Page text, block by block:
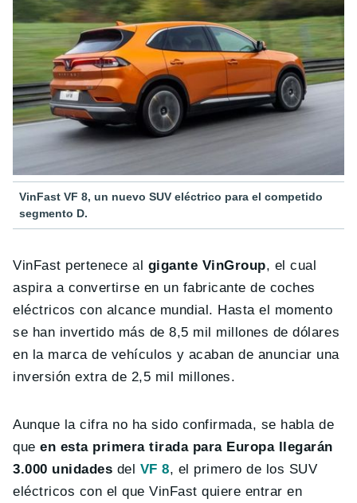
VinFast VF 8, un nuevo SUV eléctrico para el competido
segmento D.
VinFast pertenece al gigante VinGroup, el cual
aspira a convertirse en un fabricante de coches
eléctricos con alcance mundial. Hasta el momento
se han invertido más de 8,5 mil millones de dólares
en la marca de vehículos y acaban de anunciar una
inversión extra de 2,5 mil millones.
Aunque la cifra no ha sido confirmada, se habla de
queen esta primera tirada para Europa llegarán
3.000 unidades del VF 8, el primero de los SUV
eléctricos con el que VinFast quiere entrar en